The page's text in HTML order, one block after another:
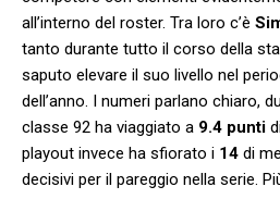
all’interno del roster. Tra loro c’è
tanto durante tutto il corso della
saputo elevare il suo livello nel
dell’anno. I numeri parlano chiaro,
classe 92 ha viaggiato a 9.4 punti
playout invece ha sfiorato i 14 di
decisivi per il pareggio nella serie.